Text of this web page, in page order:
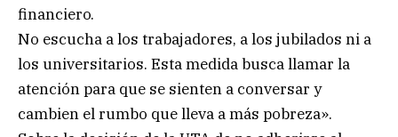
financiero.
No escucha a los trabajadores, a los jubilados ni a
los universitarios. Esta medida busca llamar la
atención para que se sienten a conversar y
cambien el rumbo que lleva a más pobreza».